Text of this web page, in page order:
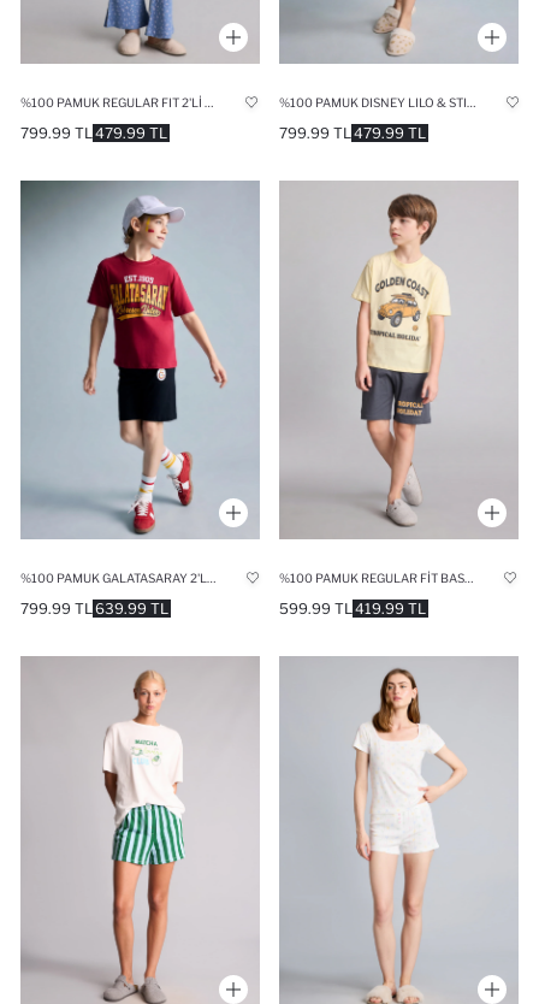
479.99 TL
799.99 TL 479.99 TL
799.99 TL
%100 PAMUK GALATASARAY 2'LI PIJAMA TAKIMI ERKEK ÇOCUK
639.99 TL
799.99 TL
%100 PAMUK REGULAR FIT BASKILI 2'LI TAKIM ERKEK ÇOCUK
419.99 TL
599.99 TL